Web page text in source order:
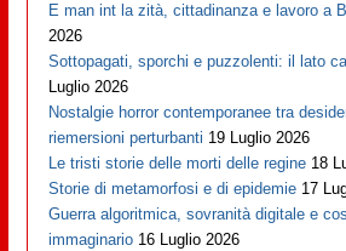
E man int la zità, cittadinanza e lavoro a
2026
Sottopagati, sporchi e puzzolenti: il lato
Luglio 2026
Nostalgie horror contemporanee tra
riemersioni perturbanti 19 Luglio 2026
Le tristi storie delle morti delle regine 18
Storie di metamorfosi e di epidemie 17
Guerra algoritmica, sovranità digitale e
immaginario 16 Luglio 2026